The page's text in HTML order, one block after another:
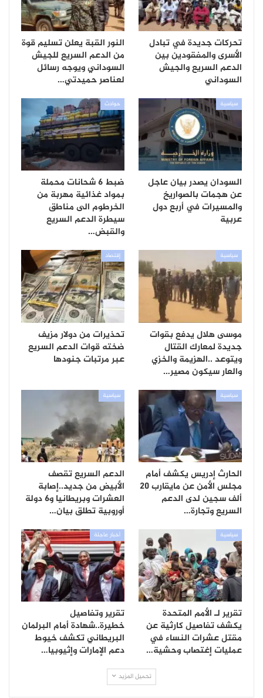
تحركات جديدة في تبادل
الأسرى والمفقودين بين
الدعم السريع والجيش
السوداني
النور القبة يعلن تسليم قوة
من الدعم السريع للجيش
السوداني ويوجه رسائل
لعناصر حميدتي…
سياسية
السودان يصدر بيان عاجل
عن هجمات بالصواريخ
والمسيرات في أربع دول
عربية
حوادث
ضبط 6 شحانات محملة
بمواد غذائية مهربة من
الخرطوم الى مناطق
سيطرة الدعم السريع
والقبض…
سياسية
موسى هلال يدفع بقوات
جديدة لمعارك القتال
ويتوعد ..الهزيمة والخزي
والعار سيكون مصير…
إقتصاد
تحذيرات من دولار مزيف
ضخته قوات الدعم السريع
عبر مرتبات جنودها
سياسية
الحارث إدريس يكشف أمام
مجلس الأمن عن مايقارب 20
ألف سجين لدى الدعم
السريع وتجارة…
سياسية
الدعم السريع تقصف
الأبيض من جديد..إصابة
العشرات وبريطانيا و6 دولة
أوروبية تطلق بيان…
سياسية
تقرير لـ الأمم المتحدة
يكشف تفاصيل كارثية عن
مقتل عشرات النساء في
عمليات إغتصاب وحشية…
أخبار عاجلة
تقرير وتفاصيل
خطيرة..شهادة أمام البرلمان
البريطاني تكشف خيوط
دعم الإمارات وإثيوبيا…
تحميل المزيد